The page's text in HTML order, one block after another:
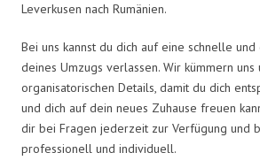
Leverkusen nach Rumänien.
Bei uns kannst du dich auf eine schnelle
deines Umzugs verlassen. Wir kümmern uns
organisatorischen Details, damit du dich
und dich auf dein neues Zuhause freuen
dir bei Fragen jederzeit zur Verfügung und
professionell und individuell.